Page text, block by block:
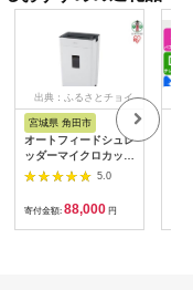
出典：ふるさとチョイ
宮城県 角田市
オートフィードシュレ
ッダーマイクロカット
AFSR 100M
5.0
寄付金額: 88,000 円